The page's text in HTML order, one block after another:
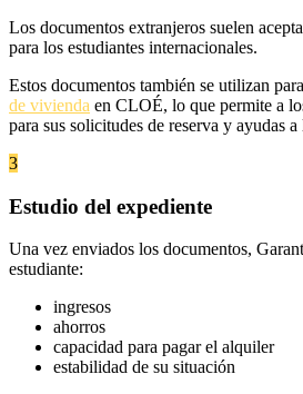
Los documentos extranjeros suelen
para los estudiantes internacionales.
Estos documentos también se utilizan
de vivienda en CLOÉ, lo que permite a
para sus solicitudes de reserva y ayudas
3
Estudio del expediente
Una vez enviados los documentos,
estudiante:
ingresos
ahorros
capacidad para pagar el alquiler
estabilidad de su situación